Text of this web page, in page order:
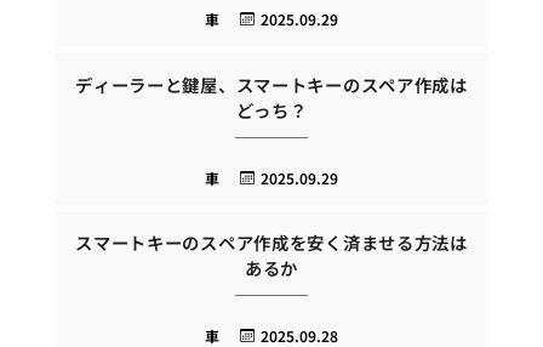
2025.09.29
車
ディーラーと鍵屋、スマートキーのスペア作成は
どっち？
2025.09.29
車
スマートキーのスペア作成を安く済ませる方法は
あるか
2025.09.28
車